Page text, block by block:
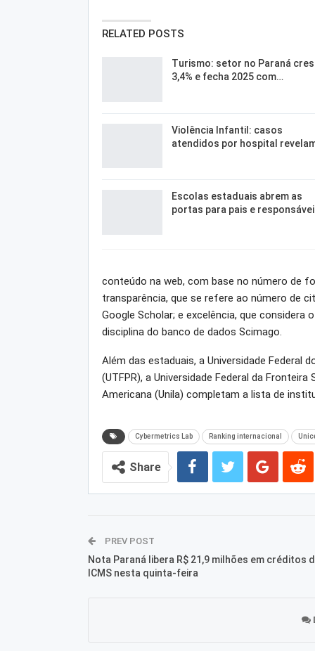
RELATED POSTS
Turismo: setor no Paraná
3,4% e fecha 2025 com…
Violência Infantil: casos
atendidos por hospital
Escolas estaduais abrem as
portas para pais e
conteúdo na web, com base no número de
transparência, que se refere ao número de
Google Scholar; e excelência, que considera
disciplina do banco de dados Scimago.
Além das estaduais, a Universidade Federal
(UTFPR), a Universidade Federal da
Americana (Unila) completam a lista de
Cybermetrics Lab Ranking internacional
Share
PREV POST
Nota Paraná libera R$ 21,9 milhões em créditos
ICMS nesta quinta-feira